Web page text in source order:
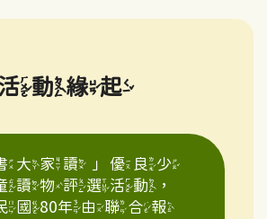
動緣起
大家讀」優良少
讀物評選活動，
國80年由聯合報